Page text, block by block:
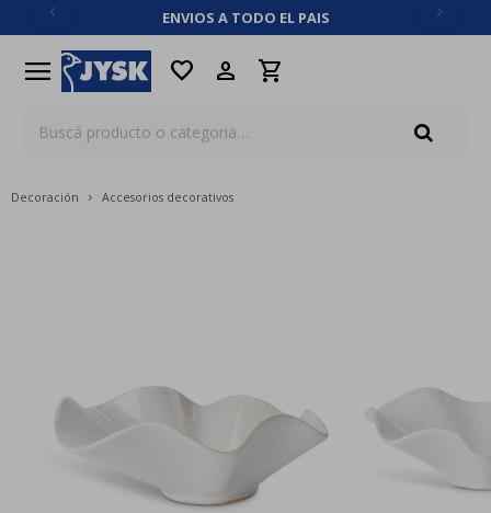
ENVIOS A TODO EL PAIS
menu favorite
Decoración Accesorios decorativos
close